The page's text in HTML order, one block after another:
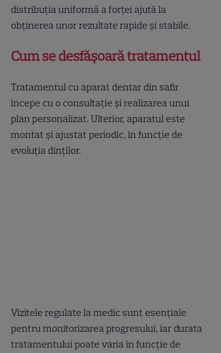
distribuția uniformă a forței ajută la
obținerea unor rezultate rapide și stabile.
Cum se desfășoară tratamentul
Tratamentul cu aparat dentar din safir
începe cu o consultație și realizarea unui
plan personalizat. Ulterior, aparatul este
montat și ajustat periodic, în funcție de
evoluția dinților.
Vizitele regulate la medic sunt esențiale
pentru monitorizarea progresului, iar durata
tratamentului poate varia în funcție de